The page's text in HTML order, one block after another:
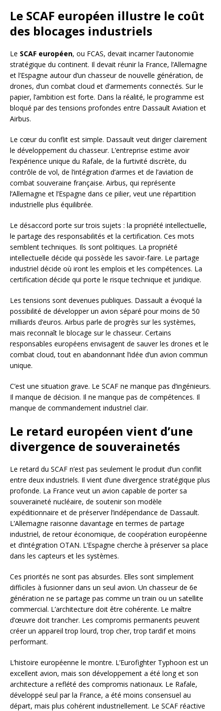
Le SCAF européen illustre le coût
des blocages industriels
Le SCAF européen, ou FCAS, devait incarner l’autonomie
stratégique du continent. Il devait réunir la France, l’Allemagne
et l’Espagne autour d’un chasseur de nouvelle génération, de
drones, d’un combat cloud et d’armements connectés. Sur le
papier, l’ambition est forte. Dans la réalité, le programme est
bloqué par des tensions profondes entre Dassault Aviation et
Airbus.
Le cœur du conflit est simple. Dassault veut diriger clairement
le développement du chasseur. L’entreprise estime avoir
l’expérience unique du Rafale, de la furtivité discrète, du
contrôle de vol, de l’intégration d’armes et de l’aviation de
combat souveraine française. Airbus, qui représente
l’Allemagne et l’Espagne dans ce pilier, veut une répartition
industrielle plus équilibrée.
Le désaccord porte sur trois sujets : la propriété intellectuelle,
le partage des responsabilités et la certification. Ces mots
semblent techniques. Ils sont politiques. La propriété
intellectuelle décide qui possède les savoir-faire. Le partage
industriel décide où iront les emplois et les compétences. La
certification décide qui porte le risque technique et juridique.
Les tensions sont devenues publiques. Dassault a évoqué la
possibilité de développer un avion séparé pour moins de 50
milliards d’euros. Airbus parle de progrès sur les systèmes,
mais reconnaît le blocage sur le chasseur. Certains
responsables européens envisagent de sauver les drones et le
combat cloud, tout en abandonnant l’idée d’un avion commun
unique.
C’est une situation grave. Le SCAF ne manque pas d’ingénieurs.
Il manque de décision. Il ne manque pas de compétences. Il
manque de commandement industriel clair.
Le retard européen vient d’une
divergence de souverainetés
Le retard du SCAF n’est pas seulement le produit d’un conflit
entre deux industriels. Il vient d’une divergence stratégique plus
profonde. La France veut un avion capable de porter sa
souveraineté nucléaire, de soutenir son modèle
expéditionnaire et de préserver l’indépendance de Dassault.
L’Allemagne raisonne davantage en termes de partage
industriel, de retour économique, de coopération européenne
et d’intégration OTAN. L’Espagne cherche à préserver sa place
dans les capteurs et les systèmes.
Ces priorités ne sont pas absurdes. Elles sont simplement
difficiles à fusionner dans un seul avion. Un chasseur de 6e
génération ne se partage pas comme un train ou un satellite
commercial. L’architecture doit être cohérente. Le maître
d’œuvre doit trancher. Les compromis permanents peuvent
créer un appareil trop lourd, trop cher, trop tardif et moins
performant.
L’histoire européenne le montre. L’Eurofighter Typhoon est un
excellent avion, mais son développement a été long et son
architecture a reflété des compromis nationaux. Le Rafale,
développé seul par la France, a été moins consensuel au
départ, mais plus cohérent industriellement. Le SCAF réactive